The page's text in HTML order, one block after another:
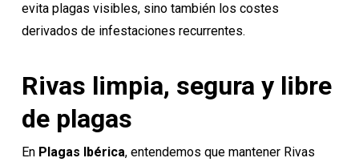
evita plagas visibles, sino también los costes
derivados de infestaciones recurrentes.
Rivas limpia, segura y libre
de plagas
En Plagas Ibérica, entendemos que mantener Rivas